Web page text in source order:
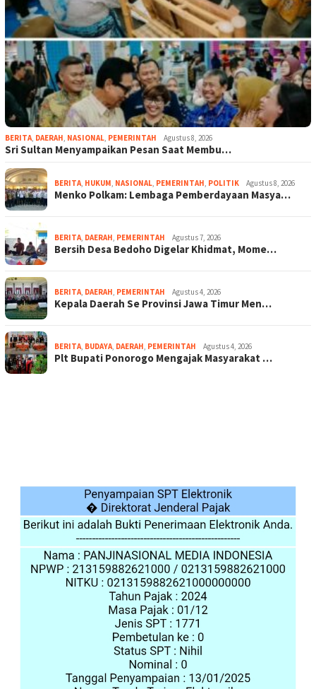
BERITA, DAERAH, NASIONAL, PEMERINTAH Agustus 8, 2026
Sri Sultan Menyampaikan Pesan Saat Membu…
BERITA, HUKUM, NASIONAL, PEMERINTAH, POLITIK Agustus 8, 2026
Menko Polkam: Lembaga Pemberdayaan Masya…
BERITA, DAERAH, PEMERINTAH Agustus 7, 2026
Bersih Desa Bedoho Digelar Khidmat, Mome…
BERITA, DAERAH, PEMERINTAH Agustus 4, 2026
Kepala Daerah Se Provinsi Jawa Timur Men…
BERITA, BUDAYA, DAERAH, PEMERINTAH Agustus 4, 2026
Plt Bupati Ponorogo Mengajak Masyarakat …